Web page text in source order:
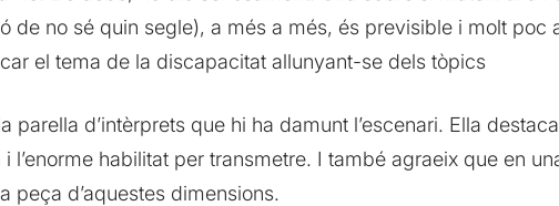
de no sé quin segle), a més a més, és previsible i molt poc
el tema de la discapacitat allunyant-se dels tòpics
parella d’intèrprets que hi ha damunt l’escenari. Ella
l’enorme habilitat per transmetre. I també agraeix que en
peça d’aquestes dimensions.